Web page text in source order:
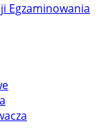
Egzaminowania